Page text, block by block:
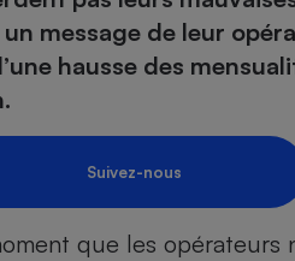
un message de leur
hausse des
Suivez-nous
que les opérateurs
Nutrition
Produit alimentaire
Epargne - Fiscalité
Assurance auto
Carburant
Contrôle technique
Pièce détachée
Moto
Supermarché -
Comparatif
Comparatif plaque à
Comparatif casque
Comparatif barre
Comparatif
Comparatif poêle à
Maison de retraite
emprunteur
Ensemble